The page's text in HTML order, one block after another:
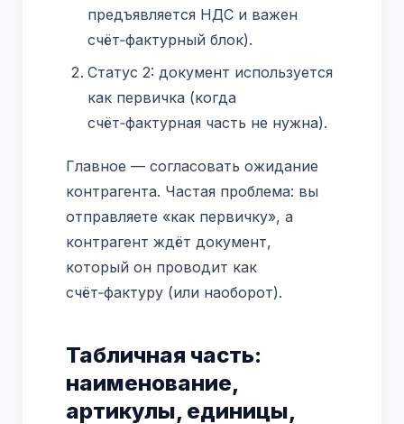
предъявляется НДС и важен
счёт‑фактурный блок).
Статус 2: документ используется
как первичка (когда
счёт‑фактурная часть не нужна).
Главное — согласовать ожидание
контрагента. Частая проблема: вы
отправляете «как первичку», а
контрагент ждёт документ,
который он проводит как
счёт‑фактуру (или наоборот).
Табличная часть:
наименование,
артикулы, единицы,